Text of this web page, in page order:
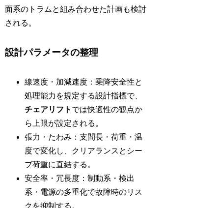
面系のトラムと組み合わせた計画も検討
される。
設計パラメータの整理
線速度・加減速度：乗降安全性と
処理能力を規定する設計指標で、
チェアリフト では快適性の観点か
ら上限が設定される。
張力・たわみ：支間長・荷重・温
度で変化し、クリアランスとシー
ブ荷重に直結する。
安全率・冗長度：制動系・検出
系・電源の多重化で故障時のリス
クを抑制する。